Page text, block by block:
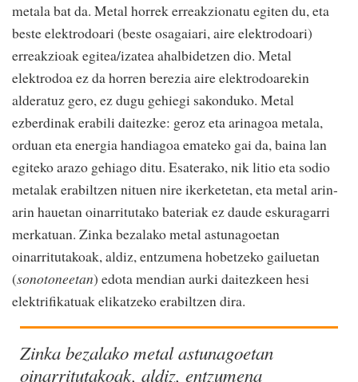
metala bat da. Metal horrek erreakzionatu egiten du, eta
beste elektrodoari (beste osagaiari, aire elektrodoari)
erreakzioak egitea/izatea ahalbidetzen dio. Metal
elektrodoa ez da horren berezia aire elektrodoarekin
alderatuz gero, ez dugu gehiegi sakonduko. Metal
ezberdinak erabili daitezke: geroz eta arinagoa metala,
orduan eta energia handiagoa emateko gai da, baina lan
egiteko arazo gehiago ditu. Esaterako, nik litio eta sodio
metalak erabiltzen nituen nire ikerketetan, eta metal arin-
arin hauetan oinarritutako bateriak ez daude eskuragarri
merkatuan. Zinka bezalako metal astunagoetan
oinarritutakoak, aldiz, entzumena hobetzeko gailuetan
(sonotoneetan) edota mendian aurki daitezkeen hesi
elektrifikatuak elikatzeko erabiltzen dira.
Zinka bezalako metal astunagoetan
oinarritutakoak, aldiz, entzumena